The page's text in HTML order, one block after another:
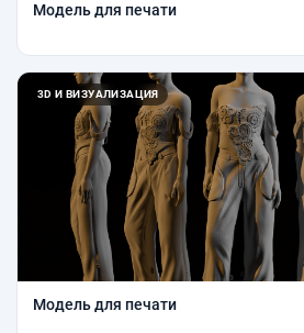
Модель для печати
3D И ВИЗУАЛИЗАЦИЯ
Модель для печати